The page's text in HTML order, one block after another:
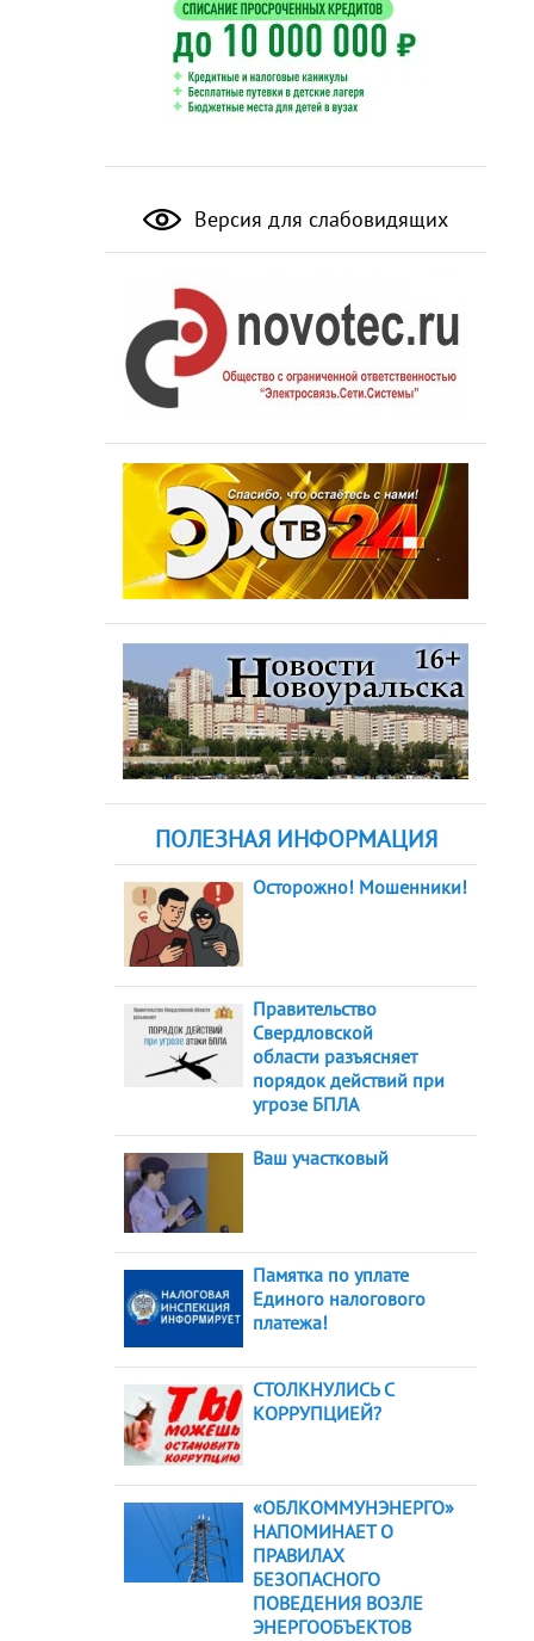
Версия для слабовидящих
ПОЛЕЗНАЯ ИНФОРМАЦИЯ
Осторожно! Мошенники!
Правительство
Свердловской
области разъясняет
порядок действий при
угрозе БПЛА
Ваш участковый
Памятка по уплате
Единого налогового
платежа!
СТОЛКНУЛИСЬ С
КОРРУПЦИЕЙ?
«ОБЛКОММУНЭНЕРГО»
НАПОМИНАЕТ О
ПРАВИЛАХ
БЕЗОПАСНОГО
ПОВЕДЕНИЯ ВОЗЛЕ
ЭНЕРГООБЪЕКТОВ